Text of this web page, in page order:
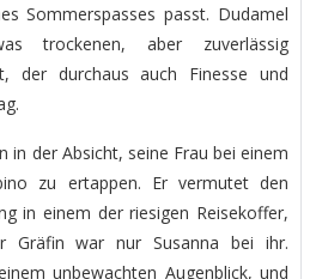
Sommerspasses passt. Dudamel
trockenen, aber zuverlässig
der durchaus auch Finesse und
in der Absicht, seine Frau bei einem
zu ertappen. Er vermutet den
in einem der riesigen Reisekoffer,
Gräfin war nur Susanna bei ihr.
unbewachten Augenblick, und